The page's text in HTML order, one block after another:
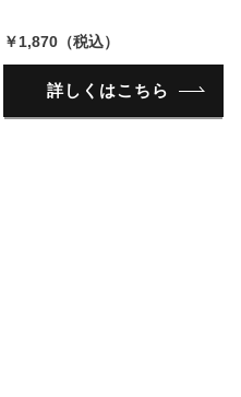
￥1,870（税込）
詳しくはこちら